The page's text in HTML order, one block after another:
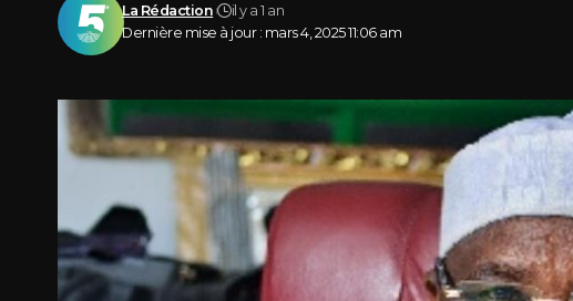
Dernière mise à jour : mars 4, 2025 11:06 am
La Rédaction il y a 1 an